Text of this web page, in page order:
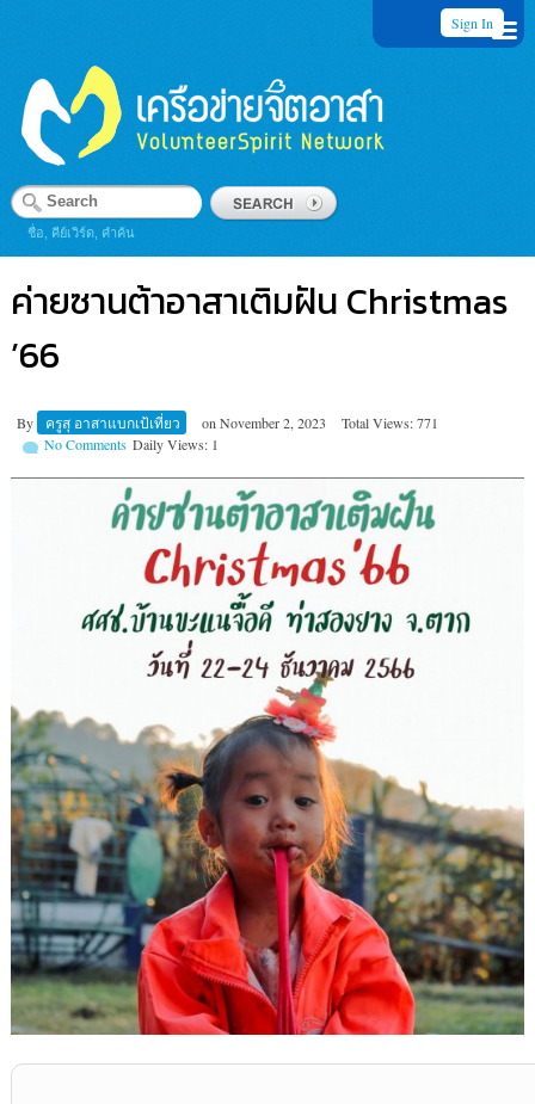
Sign In
ชื่อ, คีย์เวิร์ด, คำค้น
ค่ายซานต้าอาสาเติมฝัน Christmas
’66
By ครูสุ อาสาแบกเป้เที่ยว on November 2, 2023
Total Views: 771
Daily Views: 1
No Comments